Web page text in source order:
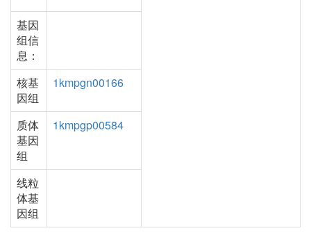
基因
组信
息：
核基
因组
1kmpgn00166
质体
基因
组
1kmpgp00584
线粒
体基
因组